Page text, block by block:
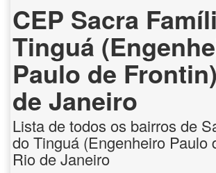
CEP Sacra
Tinguá
Paulo de
de Janeiro
Lista de todos os bairros de
do Tinguá (Engenheiro Paulo
Rio de Janeiro